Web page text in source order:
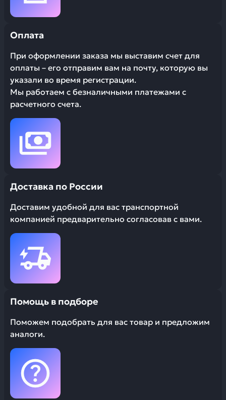
Оплата
При оформлении заказа мы выставим счет для
оплаты – его отправим вам на почту, которую вы
указали во время регистрации.
Мы работаем с безналичными платежами с
расчетного счета.
Доставка по России
Доставим удобной для вас транспортной
компанией предварительно согласовав с вами.
Помощь в подборе
Поможем подобрать для вас товар и предложим
аналоги.